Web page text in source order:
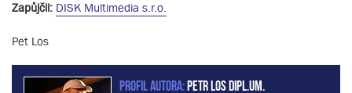
Zapůjčil: DISK Multimedia s.r.o.
Pet Los
PROFIL AUTORA:Petr Los dipl.um.